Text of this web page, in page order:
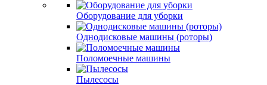
Оборудование для уборки
Однодисковые машины (роторы)
Поломоечные машины
Пылесосы